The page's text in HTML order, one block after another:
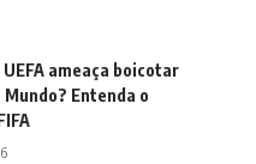
UEFA ameaça boicotar
Mundo? Entenda o